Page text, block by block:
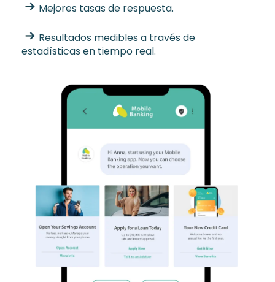
Mejores tasas de respuesta.
Resultados medibles a través de
estadísticas en tiempo real.